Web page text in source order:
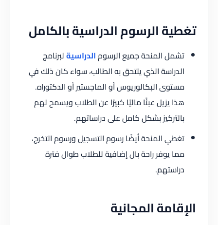
تغطية الرسوم الدراسية بالكامل
تشمل المنحة جميع الرسومالدراسيةلبرنامج
الدراسة الذي يلتحق به الطالب، سواء كان ذلك في
مستوى البكالوريوس أو الماجستير أو الدكتوراه.
هذا يزيل عبئًا ماليًا كبيرًا عن الطلاب ويسمح لهم
بالتركيز بشكل كامل على دراساتهم.
تغطي المنحة أيضًا رسوم التسجيل ورسوم التخرج،
مما يوفر راحة بال إضافية للطلاب طوال فترة
دراستهم.
الإقامة المجانية